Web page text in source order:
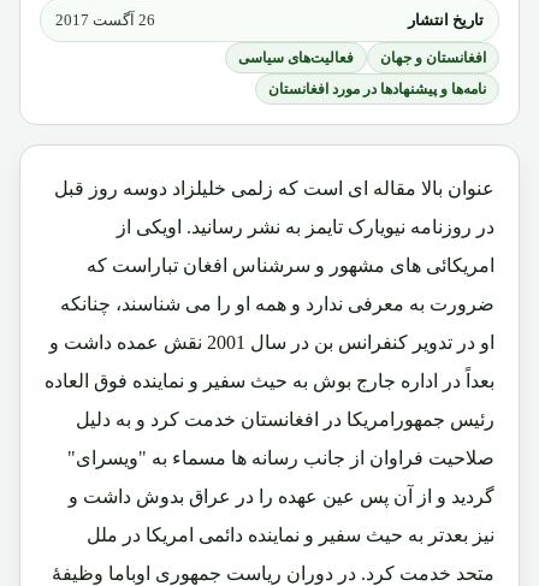
تاریخ انتشار 26 آگست 2017
افغانستان و جهان
فعالیت‌های سیاسی
نامه‌ها و پیشنهادها در مورد افغانستان
عنوان بالا مقاله ای است که زلمی خلیلزاد دوسه روز قبل
در روزنامه نیویارک تایمز به نشر رسانید. اویکی از
امریکائی های مشهور و سرشناس افغان تباراست که
ضرورت به معرفی ندارد و همه او را می شناسند، چنانکه
او در تدویر کنفرانس بن در سال 2001 نقش عمده داشت و
بعداً در اداره جارج بوش به حیث سفیر و نماینده فوق العاده
رئیس جمهورامریکا در افغانستان خدمت کرد و به دلیل
صلاحیت فراوان از جانب رسانه ها مسماء به "ویسرای"
گردید و از آن پس عین عهده را در عراق بدوش داشت و
نیز بعدتر به حیث سفیر و نماینده دائمی امریکا در ملل
متحد خدمت کرد. در دوران ریاست جمهوری اوباما وظیفۀ